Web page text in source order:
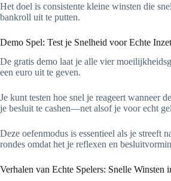
Het doel is consistente kleine winsten die
bankroll uit te putten.
Demo Spel: Test je Snelheid voor Echte Inzet
De gratis demo laat je alle vier
een euro uit te geven.
Je kunt testen hoe snel je reageert wanneer
je besluit te cashen—net alsof je voor echt
Deze oefenmodus is essentieel als je streeft
rondes omdat het je reflexen en
Verhalen van Echte Spelers: Snelle Winsten